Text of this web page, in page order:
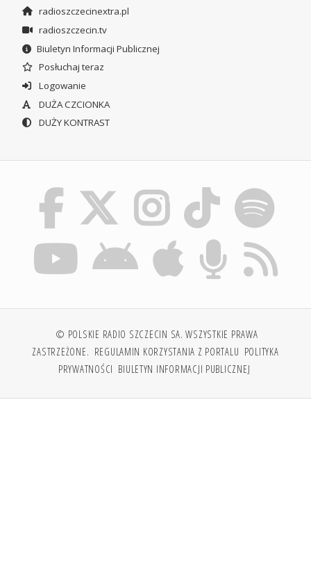
radioszczecinextra.pl
radioszczecin.tv
Biuletyn Informacji Publicznej
Posłuchaj teraz
Logowanie
DUŻA CZCIONKA
DUŻY KONTRAST
© POLSKIE RADIO SZCZECIN SA. WSZYSTKIE PRAWA
ZASTRZEŻONE. REGULAMIN KORZYSTANIA Z PORTALU POLITYKA
PRYWATNOŚCI BIULETYN INFORMACJI PUBLICZNEJ